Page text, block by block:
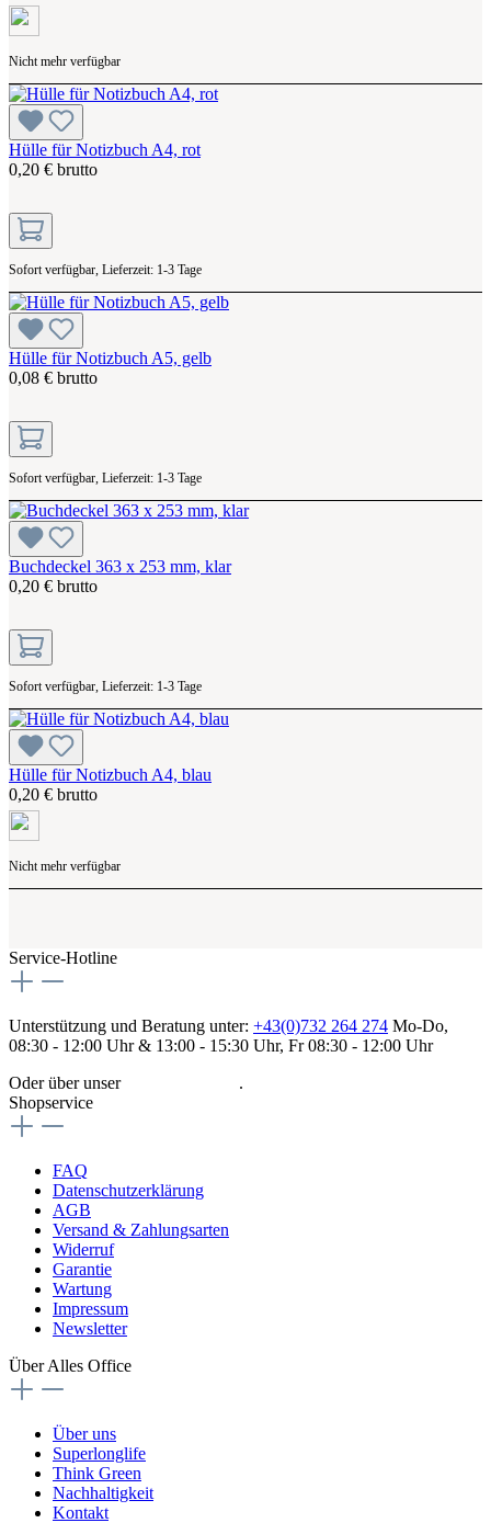
Nicht mehr verfügbar
Hülle für Notizbuch A4, rot
0,20 € brutto
Sofort verfügbar, Lieferzeit: 1-3 Tage
Hülle für Notizbuch A5, gelb
0,08 € brutto
Sofort verfügbar, Lieferzeit: 1-3 Tage
Buchdeckel 363 x 253 mm, klar
0,20 € brutto
Sofort verfügbar, Lieferzeit: 1-3 Tage
Hülle für Notizbuch A4, blau
0,20 € brutto
Nicht mehr verfügbar
Service-Hotline
Unterstützung und Beratung unter: +43(0)732 264 274 Mo-Do,
08:30 - 12:00 Uhr & 13:00 - 15:30 Uhr, Fr 08:30 - 12:00 Uhr
Oder über unser
.
Shopservice
FAQ
Datenschutzerklärung
AGB
Versand & Zahlungsarten
Widerruf
Garantie
Wartung
Impressum
Newsletter
Über Alles Office
Über uns
Superlonglife
Think Green
Nachhaltigkeit
Kontakt